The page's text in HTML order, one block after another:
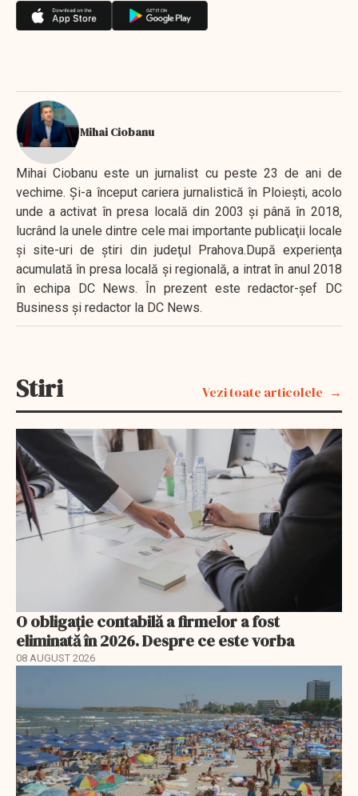
Mihai Ciobanu
Mihai Ciobanu este un jurnalist cu peste 23 de ani de
vechime. Şi-a început cariera jurnalistică în Ploieşti, acolo
unde a activat în presa locală din 2003 şi până în 2018,
lucrând la unele dintre cele mai importante publicaţii locale
şi site-uri de ştiri din judeţul Prahova.După experienţa
acumulată în presa locală şi regională, a intrat în anul 2018
în echipa DC News. În prezent este redactor-şef DC
Business şi redactor la DC News.
Stiri Vezi toate articolele
O obligație contabilă a firmelor a fost
eliminată în 2026. Despre ce este vorba
08 AUGUST 2026